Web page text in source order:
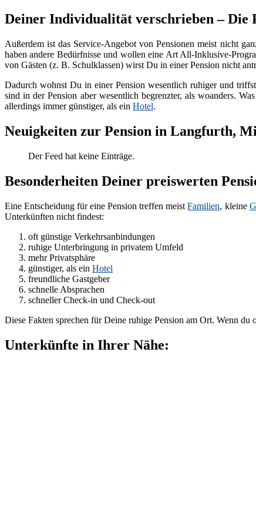
Deiner Individualität verschrieben – Die
Außerdem ist das Service-Angebot von Pensionen meist nicht
haben andere Bedürfnisse und wollen eine Art All-Inklusive-
von Gästen (z. B. Schulklassen) wirst Du in einer Pension nicht
Dadurch wohnst Du in einer Pension wesentlich ruhiger und
sind in der Pension aber wesentlich begrenzter, als woanders.
allerdings immer günstiger, als ein Hotel.
Neuigkeiten zur Pension in Langfurth,
Der Feed hat keine Einträge.
Besonderheiten Deiner preiswerten
Eine Entscheidung für eine Pension treffen meistFamilien, kleine
Unterkünften nicht findest:
oft günstige Verkehrsanbindungen
ruhige Unterbringung in privatem Umfeld
mehr Privatsphäre
günstiger, als ein Hotel
freundliche Gastgeber
schnelle Absprachen
schneller Check-in und Check-out
Diese Fakten sprechen für Deine ruhige Pension am Ort. Wenn
Unterkünfte in Ihrer Nähe: